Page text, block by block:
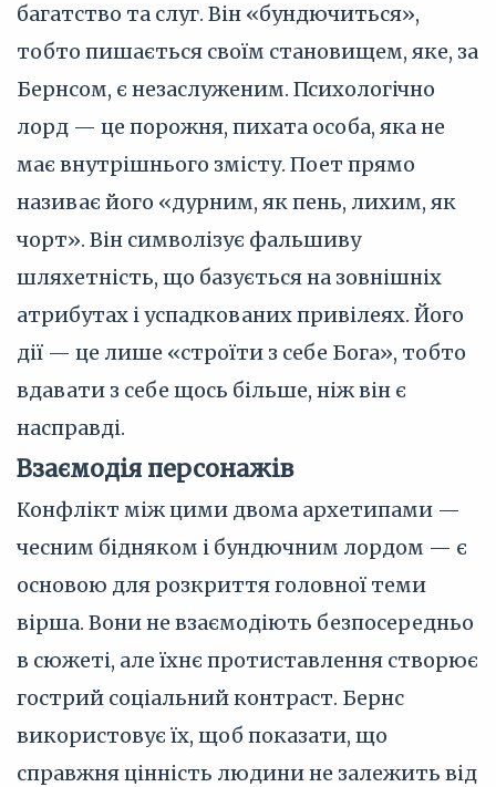
багатство та слуг. Він «бундючиться»,
тобто пишається своїм становищем, яке, за
Бернсом, є незаслуженим. Психологічно
лорд — це порожня, пихата особа, яка не
має внутрішнього змісту. Поет прямо
називає його «дурним, як пень, лихим, як
чорт». Він символізує фальшиву
шляхетність, що базується на зовнішніх
атрибутах і успадкованих привілеях. Його
дії — це лише «строїти з себе Бога», тобто
вдавати з себе щось більше, ніж він є
насправді.
Взаємодія персонажів
Конфлікт між цими двома архетипами —
чесним бідняком і бундючним лордом — є
основою для розкриття головної теми
вірша. Вони не взаємодіють безпосередньо
в сюжеті, але їхнє протиставлення створює
гострий соціальний контраст. Бернс
використовує їх, щоб показати, що
справжня цінність людини не залежить від